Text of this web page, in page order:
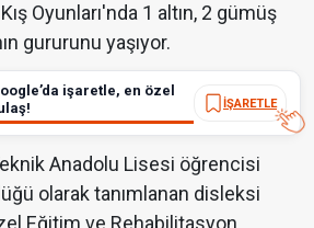
Oyunları'nda 1 altın, 2 gümüş
gururunu yaşıyor.
işaretle, en özel
İŞARETLE
Anadolu Lisesi öğrencisi
olarak tanımlanan disleksi
Eğitim ve Rehabilitasyon